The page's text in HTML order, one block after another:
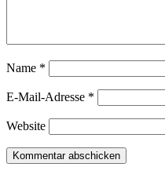
Name *
E-Mail-Adresse *
Website